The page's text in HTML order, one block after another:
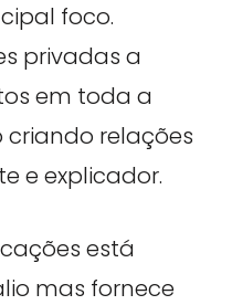
foco.
privadas a
em toda a
criando relações
e explicador.
está
mas fornece